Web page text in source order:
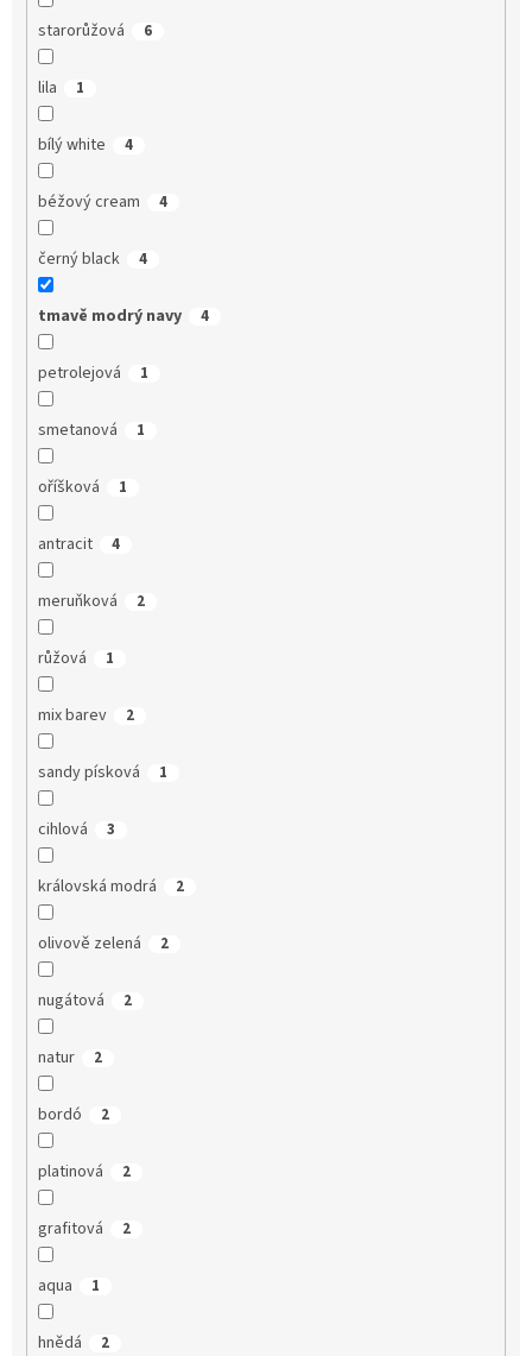
starorůžová 6
lila 1
bílý white 4
béžový cream 4
černý black 4
tmavě modrý navy 4
petrolejová 1
smetanová 1
oříšková 1
antracit 4
meruňková 2
růžová 1
mix barev 2
sandy písková 1
cihlová 3
královská modrá 2
olivově zelená 2
nugátová 2
natur 2
bordó 2
platinová 2
grafitová 2
aqua 1
hnědá 2